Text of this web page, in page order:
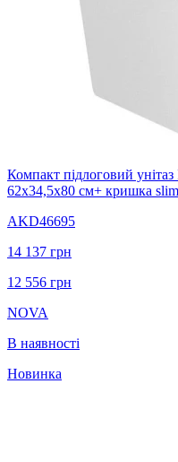
Компакт підлоговий
62х34,5х80 см+ кришка slim
AKD46695
14 137 грн
12 556 грн
NOVA
В наявності
Новинка